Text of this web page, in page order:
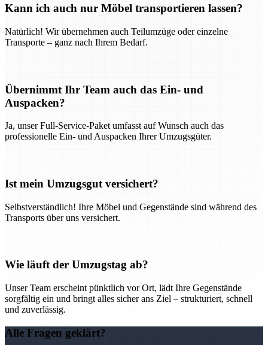
Kann ich auch nur Möbel transportieren lassen?
Natürlich! Wir übernehmen auch Teilumzüge oder einzelne
Transporte – ganz nach Ihrem Bedarf.
Übernimmt Ihr Team auch das Ein- und
Auspacken?
Ja, unser Full-Service-Paket umfasst auf Wunsch auch das
professionelle Ein- und Auspacken Ihrer Umzugsgüter.
Ist mein Umzugsgut versichert?
Selbstverständlich! Ihre Möbel und Gegenstände sind während des
Transports über uns versichert.
Wie läuft der Umzugstag ab?
Unser Team erscheint pünktlich vor Ort, lädt Ihre Gegenstände
sorgfältig ein und bringt alles sicher ans Ziel – strukturiert, schnell
und zuverlässig.
Alle Fragen geklärt?